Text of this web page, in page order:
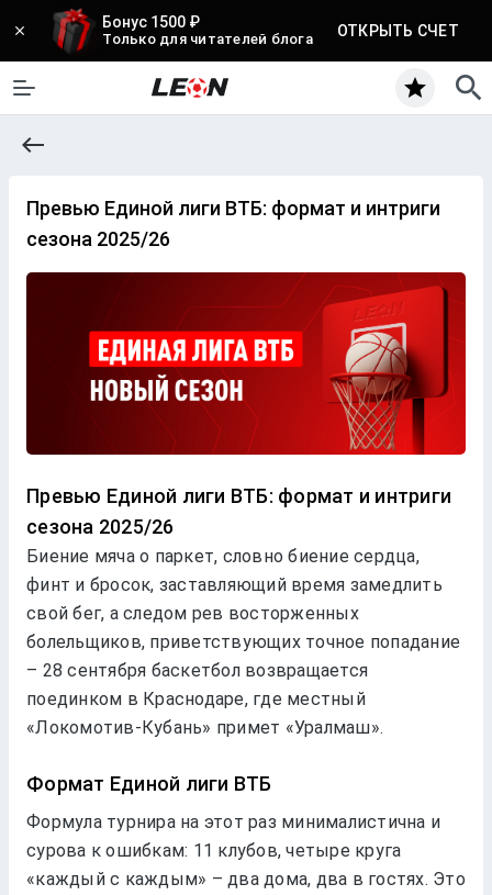
Бонус 1500 ₽
Только для читателей блога ОТКРЫТЬ СЧЕТ
Превью Единой лиги ВТБ: формат и интриги
сезона 2025/26
Превью Единой лиги ВТБ: формат и интриги
сезона 2025/26
Биение мяча о паркет, словно биение сердца,
финт и бросок, заставляющий время замедлить
свой бег, а следом рев восторженных
болельщиков, приветствующих точное попадание
– 28 сентября баскетбол возвращается
поединком в Краснодаре, где местный
«Локомотив-Кубань» примет «Уралмаш».
Формат Единой лиги ВТБ
Формула турнира на этот раз минималистична и
сурова к ошибкам: 11 клубов, четыре круга
«каждый с каждым» – два дома, два в гостях. Это